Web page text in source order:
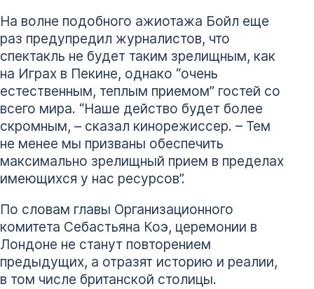
На волне подобного ажиотажа Бойл еще
раз предупредил журналистов, что
спектакль не будет таким зрелищным, как
на Играх в Пекине, однако “очень
естественным, теплым приемом” гостей со
всего мира. “Наше действо будет более
скромным, – сказал кинорежиссер. – Тем
не менее мы призваны обеспечить
максимально зрелищный прием в пределах
имеющихся у нас ресурсов”.
По словам главы Организационного
комитета Себастьяна Коэ, церемонии в
Лондоне не станут повторением
предыдущих, а отразят историю и реалии,
в том числе британской столицы.